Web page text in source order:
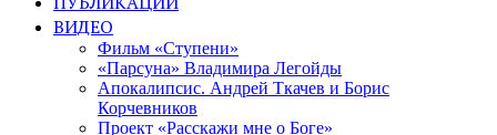
ВИДЕО
Фильм «Ступени»
«Парсуна» Владимира Легойды
Апокалипсис. Андрей Ткачев и Борис
Корчевников
Проект «Расскажи мне о Боге»